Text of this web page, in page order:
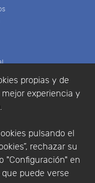
propias y de
experiencia y
pulsando el
rechazar su
"Configuración" en
puede verse